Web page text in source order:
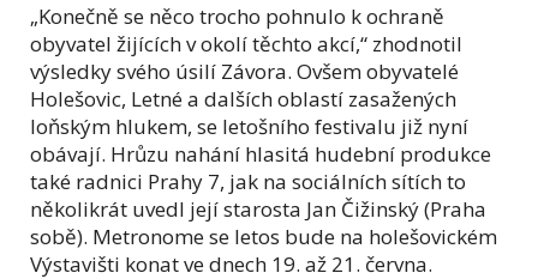
„Konečně se něco trocho pohnulo k ochraně
obyvatel žijících v okolí těchto akcí,“ zhodnotil
výsledky svého úsilí Závora. Ovšem obyvatelé
Holešovic, Letné a dalších oblastí zasažených
loňským hlukem, se letošního festivalu již nyní
obávají. Hrůzu nahání hlasitá hudební produkce
také radnici Prahy 7, jak na sociálních sítích to
několikrát uvedl její starosta Jan Čižinský (Praha
sobě). Metronome se letos bude na holešovickém
Výstavišti konat ve dnech 19. až 21. června.